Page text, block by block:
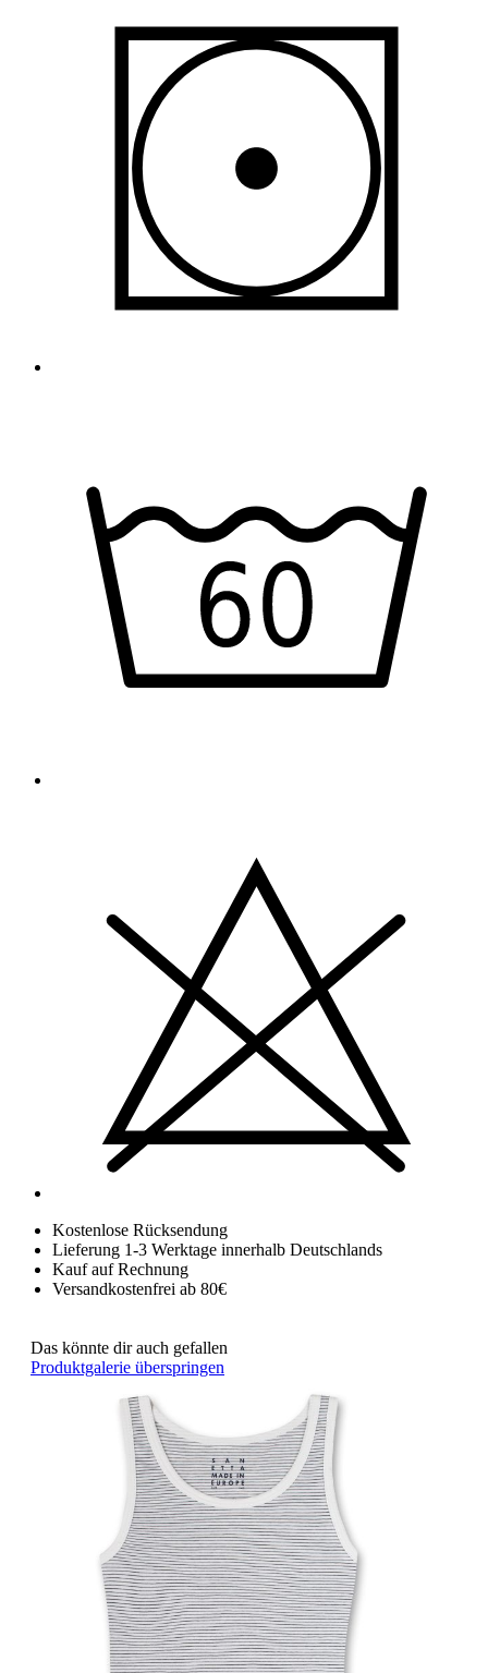
Kostenlose Rücksendung
Lieferung 1-3 Werktage innerhalb Deutschlands
Kauf auf Rechnung
Versandkostenfrei ab 80€
Das könnte dir auch gefallen
Produktgalerie überspringen